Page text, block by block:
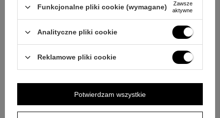
Srebrna chmurka 925 z łańcuszkiem
Personalizuj
Funkcjonalne pliki cookie (wymagane)
Zawsze
aktywne
Analityczne pliki cookie
Reklamowe pliki cookie
Potwierdzam wszystkie